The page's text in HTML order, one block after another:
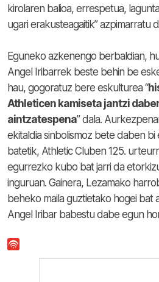
kirolaren balioa, errespetua,
ugari erakusteagaitik” azpimarratu
Eguneko azkenengo berbaldian,
Angel Iribarrek beste behin be
hau, gogoratuz bere eskulturea “
Athleticen kamiseta jantzi
aintzatespena” dala.
ekitaldia sinbolismoz bete daben
batetik, Athletic Cluben 125.
egurrezko kubo bat jarri da
inguruan. Gainera, Lezamako
beheko maila guztietako hogei bat
Angel Iribar babestu dabe egun